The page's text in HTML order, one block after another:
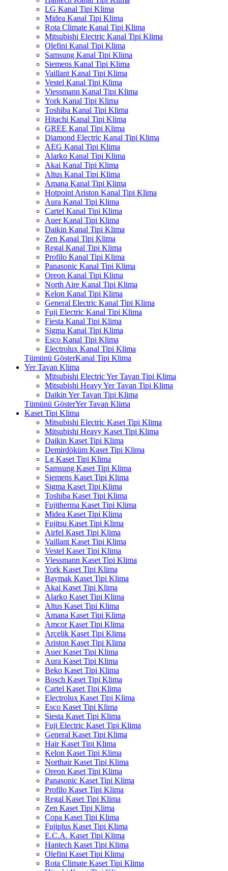
LG Kanal Tipi Klima
Midea Kanal Tipi Klima
Rota Climate Kanal Tipi Klima
Mitsubishi Electric Kanal Tipi Klima
Olefini Kanal Tipi Klima
Samsung Kanal Tipi Klima
Siemens Kanal Tipi Klima
Vaillant Kanal Tipi Klima
Vestel Kanal Tipi Klima
Viessmann Kanal Tipi Klima
York Kanal Tipi Klima
Toshiba Kanal Tipi Klima
Hitachi Kanal Tipi Klima
GREE Kanal Tipi Klima
Diamond Electric Kanal Tipi Klima
AEG Kanal Tipi Klima
Alarko Kanal Tipi Klima
Akai Kanal Tipi Klima
Altus Kanal Tipi Klima
Amana Kanal Tipi Klima
Hotpoint Ariston Kanal Tipi Klima
Aura Kanal Tipi Klima
Cartel Kanal Tipi Klima
Auer Kanal Tipi Klima
Daikin Kanal Tipi Klima
Zen Kanal Tipi Klima
Regal Kanal Tipi Klima
Profilo Kanal Tipi Klima
Panasonic Kanal Tipi Klima
Oreon Kanal Tipi Klima
North Aire Kanal Tipi Klima
Kelon Kanal Tipi Klima
General Electric Kanal Tipi Klima
Fuji Electric Kanal Tipi Klima
Fiesta Kanal Tipi Klima
Sigma Kanal Tipi Klima
Esco Kanal Tipi Klima
Electrolux Kanal Tipi Klima
Tümünü GösterKanal Tipi Klima
Yer Tavan Klima
Mitsubishi Electric Yer Tavan Tipi Klima
Mitsubishi Heavy Yer Tavan Tipi Klima
Daikin Yer Tavan Tipi Klima
Tümünü GösterYer Tavan Klima
Kaset Tipi Klima
Mitsubishi Electric Kaset Tipi Klima
Mitsubishi Heavy Kaset Tipi Klima
Daikin Kaset Tipi Klima
Demirdöküm Kaset Tipi Klima
Lg Kaset Tipi Klima
Samsung Kaset Tipi Klima
Siemens Kaset Tipi Klima
Sigma Kaset Tipi Klima
Toshiba Kaset Tipi Klima
Fujitherma Kaset Tipi Klima
Midea Kaset Tipi Klima
Fujitsu Kaset Tipi Klima
Airfel Kaset Tipi Klima
Vaillant Kaset Tipi Klima
Vestel Kaset Tipi Klima
Viessmann Kaset Tipi Klima
York Kaset Tipi Klima
Baymak Kaset Tipi Klima
Akai Kaset Tipi Klima
Alarko Kaset Tipi Klima
Altus Kaset Tipi Klima
Amana Kaset Tipi Klima
Amcor Kaset Tipi Klima
Arçelik Kaset Tipi Klima
Ariston Kaset Tipi Klima
Auer Kaset Tipi Klima
Aura Kaset Tipi Klima
Beko Kaset Tipi Klima
Bosch Kaset Tipi Klima
Cartel Kaset Tipi Klima
Electrolux Kaset Tipi Klima
Esco Kaset Tipi Klima
Siesta Kaset Tipi Klima
Fuji Electric Kaset Tipi Klima
General Kaset Tipi Klima
Hair Kaset Tipi Klima
Kelon Kaset Tipi Klima
Northair Kaset Tipi Klima
Oreon Kaset Tipi Klima
Panasonic Kaset Tipi Klima
Profilo Kaset Tipi Klima
Regal Kaset Tipi Klima
Zen Kaset Tipi Klima
Copa Kaset Tipi Klima
Fujiplus Kaset Tipi Klima
E.C.A. Kaset Tipi Klima
Hantech Kaset Tipi Klima
Olefini Kaset Tipi Klima
Rota Climate Kaset Tipi Klima